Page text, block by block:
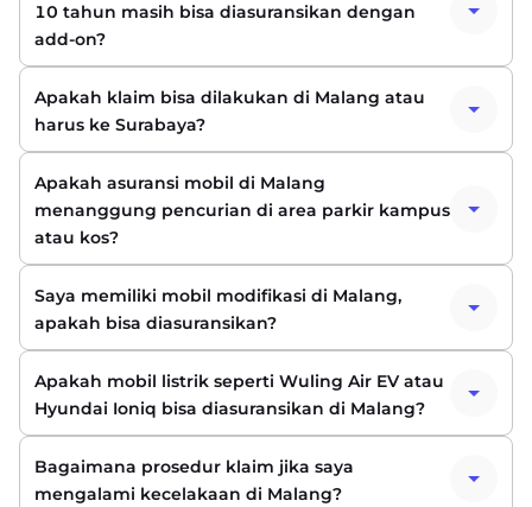
10 tahun masih bisa diasuransikan dengan
add-on?
Apakah klaim bisa dilakukan di Malang atau
harus ke Surabaya?
Apakah asuransi mobil di Malang
menanggung pencurian di area parkir kampus
atau kos?
Saya memiliki mobil modifikasi di Malang,
apakah bisa diasuransikan?
Apakah mobil listrik seperti Wuling Air EV atau
Hyundai Ioniq bisa diasuransikan di Malang?
Bagaimana prosedur klaim jika saya
mengalami kecelakaan di Malang?